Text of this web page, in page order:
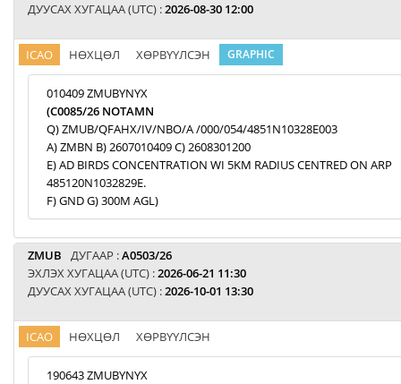
ДУУСАХ ХУГАЦАА (UTC) :2026-08-30 12:00
ICAO НӨХЦӨЛ ХӨРВҮҮЛСЭН GRAPHIC
010409 ZMUBYNYX
(C0085/26 NOTAMN
Q) ZMUB/QFAHX/IV/NBO/A /000/054/4851N10328E003
A) ZMBN B) 2607010409 C) 2608301200
E) AD BIRDS CONCENTRATION WI 5KM RADIUS CENTRED ON ARP
485120N1032829E.
F) GND G) 300M AGL)
ZMUB ДУГААР :A0503/26
ЭХЛЭХ ХУГАЦАА (UTC) :2026-06-21 11:30
ДУУСАХ ХУГАЦАА (UTC) :2026-10-01 13:30
ICAO НӨХЦӨЛ ХӨРВҮҮЛСЭН
190643 ZMUBYNYX